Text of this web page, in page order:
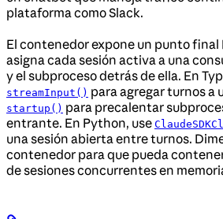
plataforma como Slack.
El contenedor expone un punto final
asigna cada sesión activa a una
y el subproceso detrás de ella. En
streamInput() para agregar turnos a
startup() para precalentar
entrante. En Python, use
una sesión abierta entre turnos.
contenedor para que pueda
de sesiones concurrentes en